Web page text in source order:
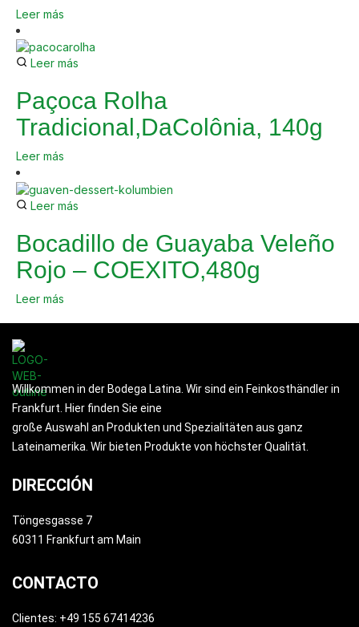
Leer más
Leer más
Paçoca Rolha
Tradicional,DaColônia, 140g
Leer más
Leer más
Bocadillo de Guayaba Veleño
Rojo – COEXITO,480g
Leer más
Willkommen in der Bodega Latina. Wir sind ein Feinkosthändler in
Frankfurt. Hier finden Sie eine
große Auswahl an Produkten und Spezialitäten aus ganz
Lateinamerika. Wir bieten Produkte von höchster Qualität.
DIRECCIÓN
Töngesgasse 7
60311 Frankfurt am Main
CONTACTO
Clientes: +49 155 67414236